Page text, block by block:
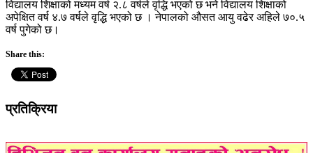
विद्यालय शिक्षाको मध्यम वर्ष २.८ वर्षले वृद्धि भएको छ भने विद्यालय शिक्षाको
अपेक्षित वर्ष ४.७ वर्षले वृद्धि भएको छ । नेपालको औसत आयु वढेर अहिले ७०.५
वर्ष पुगेको छ।
Share this:
प्रतिक्रिया